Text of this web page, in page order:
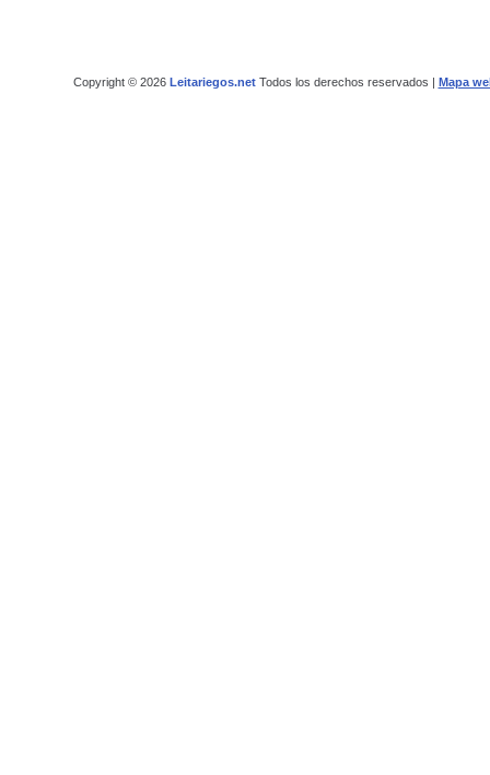
Copyright © 2026 Leitariegos.netTodos los derechos reservados | Mapa